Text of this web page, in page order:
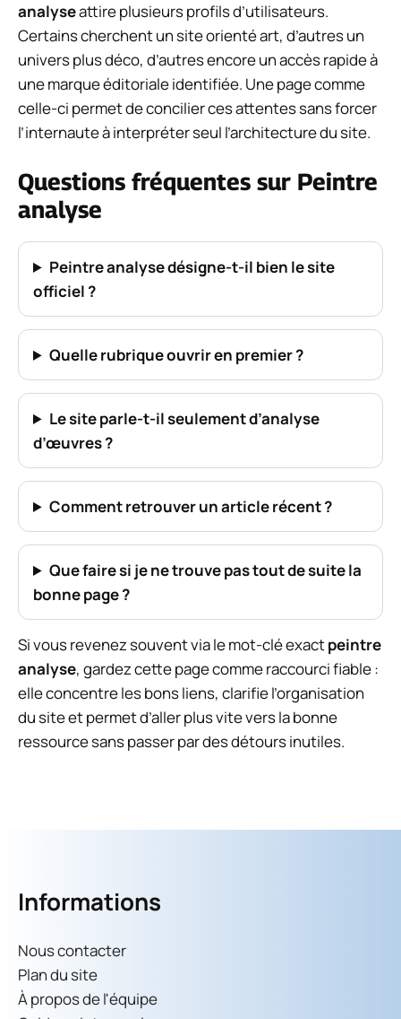
analyseattire plusieurs profils d’utilisateurs.
Certains cherchent un site orienté art, d’autres un
univers plus déco, d’autres encore un accès rapide à
une marque éditoriale identifiée. Une page comme
celle-ci permet de concilier ces attentes sans forcer
l’internaute à interpréter seul l’architecture du site.
Questions fréquentes sur Peintre
analyse
Peintre analyse désigne-t-il bien le site
officiel ?
Quelle rubrique ouvrir en premier ?
Le site parle-t-il seulement d’analyse
d’œuvres ?
Comment retrouver un article récent ?
Que faire si je ne trouve pas tout de suite la
bonne page ?
Si vous revenez souvent via le mot-clé exactpeintre
analyse, gardez cette page comme raccourci fiable :
elle concentre les bons liens, clarifie l’organisation
du site et permet d’aller plus vite vers la bonne
ressource sans passer par des détours inutiles.
Informations
Nous contacter
Plan du site
À propos de l'équipe